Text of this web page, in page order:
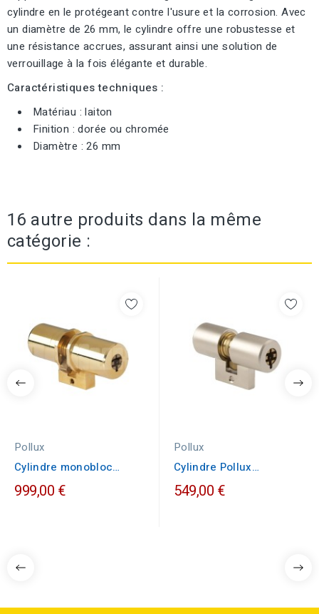
cylindre en le protégeant contre l'usure et la corrosion. Avec
un diamètre de 26 mm, le cylindre offre une robustesse et
une résistance accrues, assurant ainsi une solution de
verrouillage à la fois élégante et durable.
Caractéristiques techniques :
Matériau : laiton
Finition : dorée ou chromée
Diamètre : 26 mm
16 autre produits dans la même
catégorie :
Pollux
Cylindre monobloc
POLLUX 954 longueur...
999,00 €
Pollux
Cylindre Pollux
monobloc laiton
Bricard...
549,00 €